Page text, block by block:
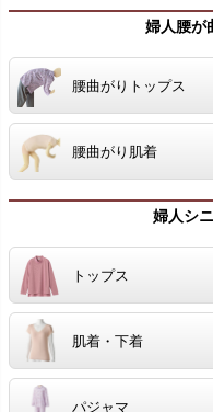
婦人腰が
腰曲がりトップス
腰曲がり肌着
婦人シ
トップス
肌着・下着
パジャマ